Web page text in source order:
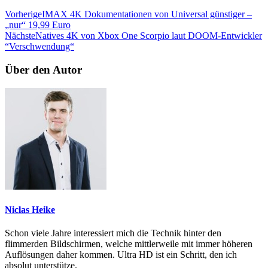
VorherigeIMAX 4K Dokumentationen von Universal günstiger –
„nur“ 19,99 Euro
NächsteNatives 4K von Xbox One Scorpio laut DOOM-Entwickler
“Verschwendung“
Über den Autor
Niclas Heike
Schon viele Jahre interessiert mich die Technik hinter den
flimmerden Bildschirmen, welche mittlerweile mit immer höheren
Auflösungen daher kommen. Ultra HD ist ein Schritt, den ich
absolut unterstütze.